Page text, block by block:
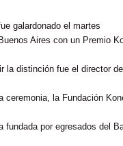
galardonado el martes
Aires con un Premio
la distinción fue el director
ceremonia, la Fundación
fundada por egresados del